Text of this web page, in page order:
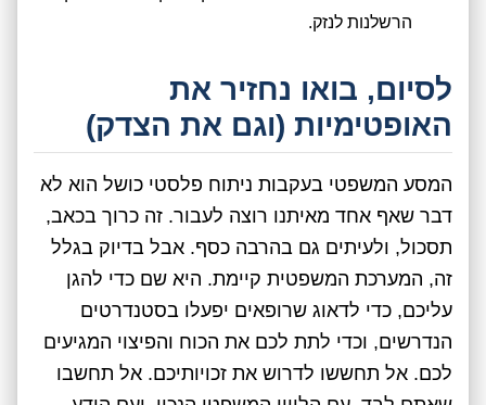
הרשלנות לנזק.
לסיום, בואו נחזיר את
האופטימיות (וגם את הצדק)
המסע המשפטי בעקבות ניתוח פלסטי כושל הוא לא
דבר שאף אחד מאיתנו רוצה לעבור. זה כרוך בכאב,
תסכול, ולעיתים גם בהרבה כסף. אבל בדיוק בגלל
זה, המערכת המשפטית קיימת. היא שם כדי להגן
עליכם, כדי לדאוג שרופאים יפעלו בסטנדרטים
הנדרשים, וכדי לתת לכם את הכוח והפיצוי המגיעים
לכם. אל תחששו לדרוש את זכויותיכם. אל תחשבו